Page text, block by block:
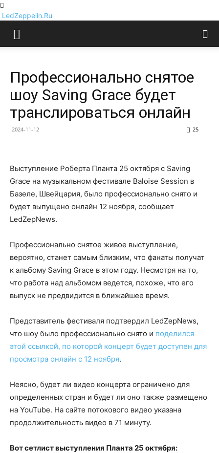
LedZeppelin.Ru
Профессионально снятое
шоу Saving Grace будет
транслироваться онлайн
2024-11-12 25
Выступление Роберта Планта 25 октября с Saving
Grace на музыкальном фестивале Baloise Session в
Базеле, Швейцария, было профессионально снято и
будет выпущено онлайн 12 ноября, сообщает
LedZepNews.
Профессионально снятое живое выступление,
вероятно, станет самым близким, что фанаты получат
к альбому Saving Grace в этом году. Несмотря на то,
что работа над альбомом ведется, похоже, что его
выпуск не предвидится в ближайшее время.
Представитель фестиваля подтвердил LedZepNews,
что шоу было профессионально снято и поделился
этой ссылкой, по которой концерт будет доступен для
просмотра онлайн с 12 ноября.
Неясно, будет ли видео концерта ограничено для
определенных стран и будет ли оно также размещено
на YouTube. На сайте потокового видео указана
продолжительность видео в 71 минуту.
Вот сетлист выступления Планта 25 октября: